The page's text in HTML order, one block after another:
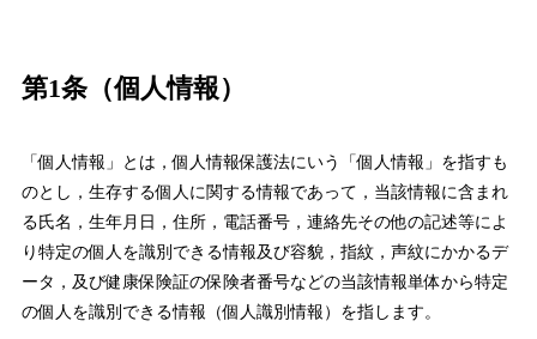
第1条（個人情報）
「個人情報」とは，個人情報保護法にいう「個人情報」を指すも
のとし，生存する個人に関する情報であって，当該情報に含まれ
る氏名，生年月日，住所，電話番号，連絡先その他の記述等によ
り特定の個人を識別できる情報及び容貌，指紋，声紋にかかるデ
ータ，及び健康保険証の保険者番号などの当該情報単体から特定
の個人を識別できる情報（個人識別情報）を指します。